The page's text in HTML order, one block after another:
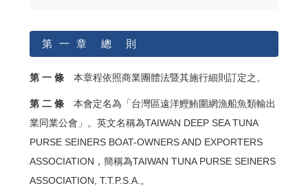
第 一 章 總 則
第 一 條本章程依照商業團體法暨其施行細則訂定之。
第 二 條本會定名為「台灣區遠洋鰹鮪圍網漁船魚類輸出
業同業公會」。英文名稱為TAIWAN DEEP SEA TUNA
PURSE SEINERS BOAT-OWNERS AND EXPORTERS
ASSOCIATION，簡稱為TAIWAN TUNA PURSE SEINERS
ASSOCIATION, T.T.P.S.A.。